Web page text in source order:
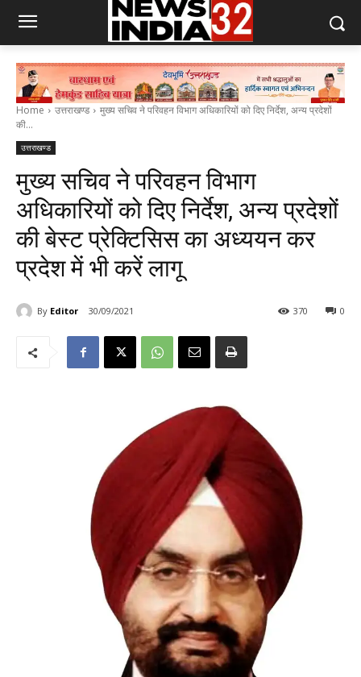
Home उत्तराखण्ड
मुख्य सचिव ने परिवहन विभाग अधिकारियों को दिए निर्देश, अन्य प्रदेशों
की...
उत्तराखण्ड
मुख्य सचिव ने परिवहन विभाग
अधिकारियों को दिए निर्देश, अन्य प्रदेशों
की बेस्ट प्रेक्टिसिस का अध्ययन कर
प्रदेश में भी करें लागू
By Editor 30/09/2021 0
370